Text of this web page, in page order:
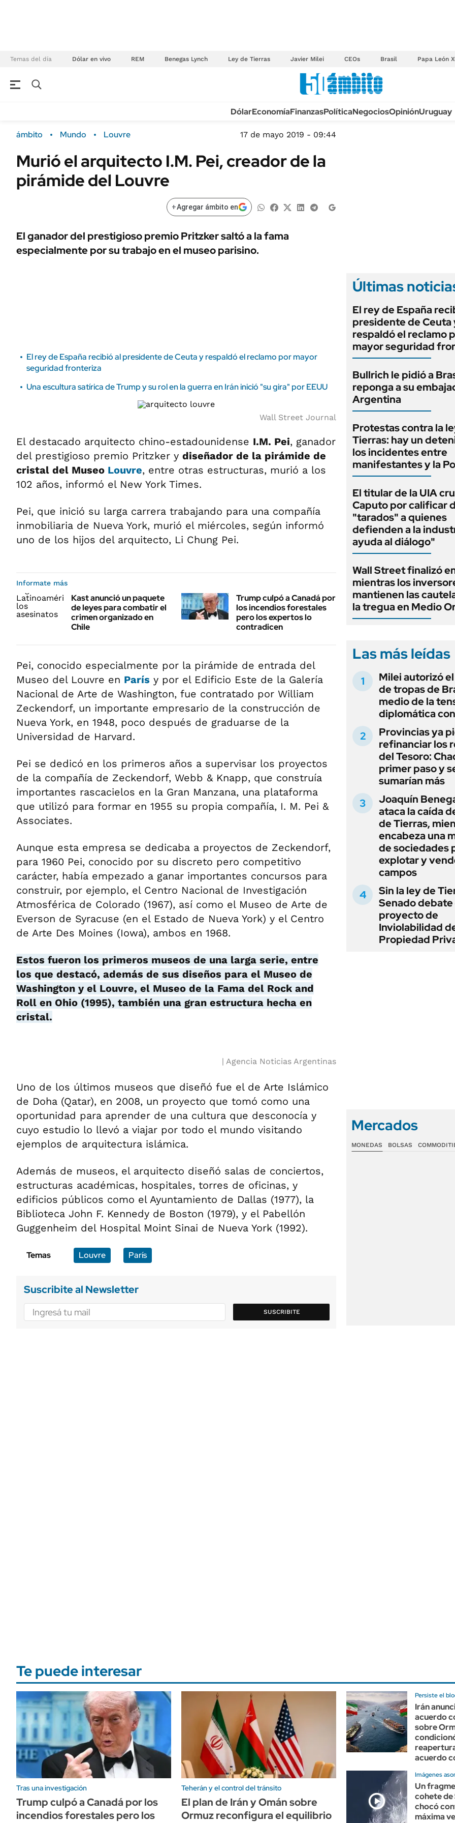
Temas del día Dólar en vivo REM Benegas Lynch Ley de Tierras Javier Milei CEOs Brasil Papa León
Campo
FINANZAS
ÁMBITO DEBATE
MEDIAKIT AMBITO DEBATE
Sustentabilidad
POLÍTICA
Municipios
TECNOLOGÍA
MÉXICO
MUNDO
LIFESTYLE
DólarEconomíaFinanzasPolíticaNegociosOpiniónUruguay
ámbito Mundo Louvre 17 de mayo 2019 - 09:44
Murió el arquitecto I.M. Pei, creador de la
pirámide del Louvre
+Agregar ámbito en
El ganador del prestigioso premio Pritzker saltó a la fama
especialmente por su trabajo en el museo parisino.
El rey de España recibió al presidente de Ceuta y respaldó el reclamo por mayor
seguridad fronteriza
Una escultura satírica de Trump y su rol en la guerra en Irán inició "su gira" por EEUU
Wall Street Journal
El destacado arquitecto chino-estadounidense I.M. Pei, ganador
del prestigioso premio Pritzker y diseñador de la pirámide de
cristal del Museo Louvre, entre otras estructuras, murió a los
102 años, informó el New York Times.
Pei, que inició su larga carrera trabajando para una compañía
inmobiliaria de Nueva York, murió el miércoles, según informó
uno de los hijos del arquitecto, Li Chung Pei.
Informate más
Kast anunció un paquete
de leyes para combatir el
crimen organizado en
Chile
Trump culpó a Canadá por
los incendios forestales
pero los expertos lo
contradicen
Pei, conocido especialmente por la pirámide de entrada del
Museo del Louvre en París y por el Edificio Este de la Galería
Nacional de Arte de Washington, fue contratado por William
Zeckendorf, un importante empresario de la construcción de
Nueva York, en 1948, poco después de graduarse de la
Universidad de Harvard.
Pei se dedicó en los primeros años a supervisar los proyectos
de la compañía de Zeckendorf, Webb & Knapp, que construía
importantes rascacielos en la Gran Manzana, una plataforma
que utilizó para formar en 1955 su propia compañía, I. M. Pei &
Associates.
Aunque esta empresa se dedicaba a proyectos de Zeckendorf,
para 1960 Pei, conocido por su discreto pero competitivo
carácter, había empezado a ganar importantes concursos para
construir, por ejemplo, el Centro Nacional de Investigación
Atmosférica de Colorado (1967), así como el Museo de Arte de
Everson de Syracuse (en el Estado de Nueva York) y el Centro
de Arte Des Moines (Iowa), ambos en 1968.
Estos fueron los primeros museos de una larga serie, entre
los que destacó, además de sus diseños para el Museo de
Washington y el Louvre, el Museo de la Fama del Rock and
Roll en Ohio (1995), también una gran estructura hecha en
cristal.
Agencia Noticias Argentinas
Uno de los últimos museos que diseñó fue el de Arte Islámico
de Doha (Qatar), en 2008, un proyecto que tomó como una
oportunidad para aprender de una cultura que desconocía y
cuyo estudio lo llevó a viajar por todo el mundo visitando
ejemplos de arquitectura islámica.
Además de museos, el arquitecto diseñó salas de conciertos,
estructuras académicas, hospitales, torres de oficinas, y
edificios públicos como el Ayuntamiento de Dallas (1977), la
Biblioteca John F. Kennedy de Boston (1979), y el Pabellón
Guggenheim del Hospital Moint Sinai de Nueva York (1992).
Temas Louvre París
Suscribite al Newsletter
SUSCRIBITE
Últimas
El rey de España
presidente de Ceuta
respaldó el reclamo
mayor seguridad
Bullrich le pidió a
reponga a su
Argentina
Protestas contra la
Tierras: hay un
los incidentes entre
manifestantes y la
El titular de la UIA
Caputo por calificar
"tarados" a quienes
defienden a la
ayuda al diálogo"
Wall Street finalizó
mientras los
mantienen las
la tregua en Medio
Las más leídas
Milei autorizó
de tropas de
medio de la
diplomática
Provincias ya
refinanciar los
del Tesoro:
primer paso y
sumarían más
Joaquín
ataca la caída
de Tierras,
encabeza una
de sociedades
explotar y
campos
Sin la ley de
Senado debate
proyecto de
Inviolabilidad
Propiedad
Mercados
MONEDAS BOLSAS
Te puede interesar
Tras una investigación
Trump culpó a Canadá por los
incendios forestales pero los
Teherán y el control del tránsito
El plan de Irán y Omán sobre
Ormuz reconfigura el equilibrio
Persiste el
Irán
acuerdo
sobre
acuerdo
Imágenes
Un
cohete de
chocó
máxima